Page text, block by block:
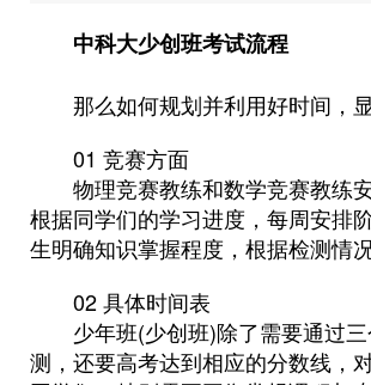
中科大少创班考试流程
那么如何规划并利用好时间，显
01 竞赛方面
物理竞赛教练和数学竞赛教练安
根据同学们的学习进度，每周安排
生明确知识掌握程度，根据检测情
02 具体时间表
少年班(少创班)除了需要通过三
测，还要高考达到相应的分数线，